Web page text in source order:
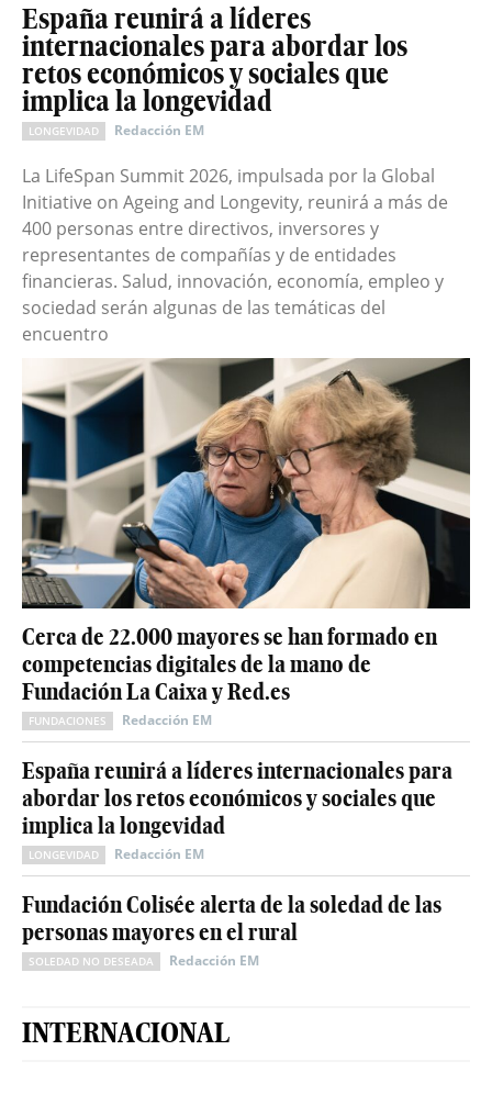
España reunirá a líderes
internacionales para abordar los
retos económicos y sociales que
implica la longevidad
LONGEVIDAD Redacción EM
La LifeSpan Summit 2026, impulsada por la Global
Initiative on Ageing and Longevity, reunirá a más de
400 personas entre directivos, inversores y
representantes de compañías y de entidades
financieras. Salud, innovación, economía, empleo y
sociedad serán algunas de las temáticas del
encuentro
Cerca de 22.000 mayores se han formado en
competencias digitales de la mano de
Fundación La Caixa y Red.es
FUNDACIONES Redacción EM
España reunirá a líderes internacionales para
abordar los retos económicos y sociales que
implica la longevidad
LONGEVIDAD Redacción EM
Fundación Colisée alerta de la soledad de las
personas mayores en el rural
SOLEDAD NO DESEADA Redacción EM
INTERNACIONAL